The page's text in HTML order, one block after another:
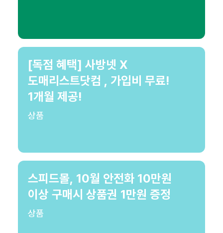
[독점 혜택] 사방넷 X
도매리스트닷컴 , 가입비 무료!
1개월 제공!
상품
스피드몰, 10월 안전화 10만원
이상 구매시 상품권 1만원 증정
상품